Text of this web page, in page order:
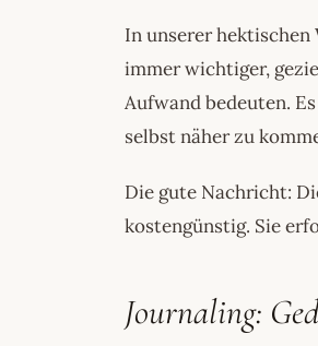
In unserer hektischen
immer wichtiger,
Aufwand bedeuten.
selbst näher zu
Die gute Nachricht:
kostengünstig. Sie
Journaling: